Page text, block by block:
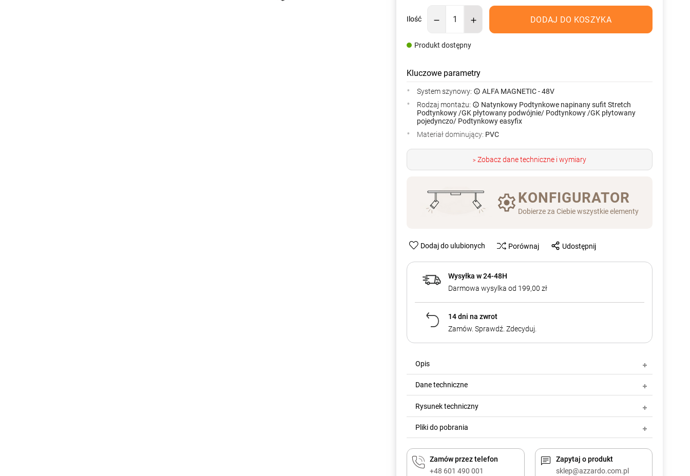
Ilość DODAJ DO KOSZYKA
Produkt dostępny
Kluczowe parametry
System szynowy:
ALFA MAGNETIC - 48V
Rodzaj montażu:
Natynkowy Podtynkowe napinany sufit Stretch
Podtynkowy /GK płytowany podwójnie/ Podtynkowy /GK płytowany
pojedynczo/ Podtynkowy easyfix
Materiał dominujący: PVC
> Zobacz dane techniczne i wymiary
KONFIGURATOR
Dobierze za Ciebie wszystkie elementy
Dodaj do ulubionych Porównaj Udostępnij
Wysyłka w 24-48H
Darmowa wysylka od 199,00 zł
14 dni na zwrot
Zamów. Sprawdź. Zdecyduj.
Opis
Dane techniczne
Rysunek techniczny
Pliki do pobrania
Zamów przez telefon
+48 601 490 001
Zapytaj o produkt
sklep@azzardo.com.pl